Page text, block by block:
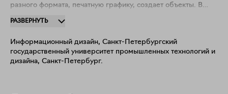
разного формата, печатную графику, создает объекты. В
влиянием на человека в современном обществе. Участник
современного искусства и фестивалей, в том числе,
международных проектов. С 2019 года выставляется
персонально. Работы художника находятся в частных
РАЗВЕРНУТЬ
Информационный дизайн, Санкт-Петербургский
государственный университет промышленных технологий и
дизайна, Санкт-Петербург.